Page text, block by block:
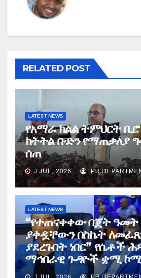
RELATED POST
LATEST NEWS
የአማራ ክልል ትምህርት ቢሮ
ክትትል ቡድን የማጠቃለያ
ሰጠ
J JUL, 2026 PR
LATEST NEWS
“የተጠናቀቀው በጀት
ያቀዷቸውን በስኬት
ያደረጉበት ነበር” የሴቶች
ማኅበራዊ ጉዳዮች ቋሚ